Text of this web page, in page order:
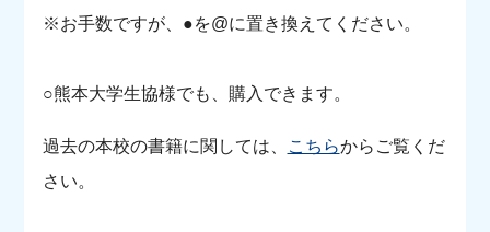
※お手数ですが、●を@に置き換えてください。
○熊本大学生協様でも、購入できます。
過去の本校の書籍に関しては、 こちらからご覧くだ
さい。